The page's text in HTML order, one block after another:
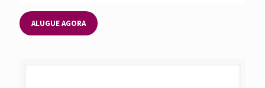
ALUGUE AGORA